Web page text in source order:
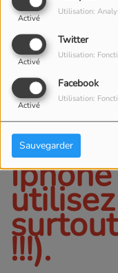
Activé
Utilisation:
Twitter
Activé
Utilisation:
Facebook
Activé
Utilisation:
Sauvegarder
ci
Vous
!!!).